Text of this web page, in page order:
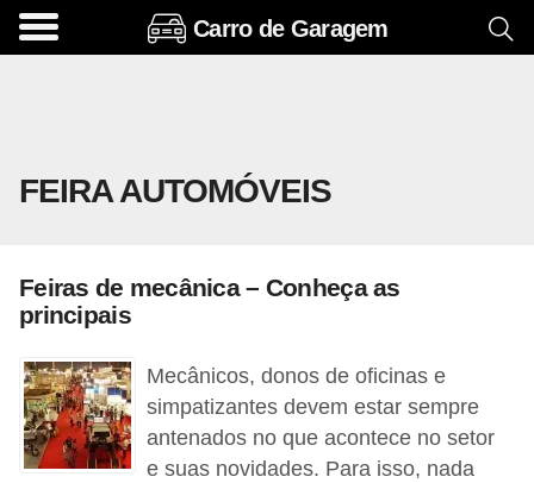
Carro de Garagem
FEIRA AUTOMÓVEIS
Feiras de mecânica – Conheça as
principais
Mecânicos, donos de oficinas e
simpatizantes devem estar sempre
antenados no que acontece no setor
e suas novidades. Para isso, nada
A
s
i
s
e
o